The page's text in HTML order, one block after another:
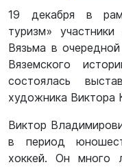
19 декабря в
туризм»
Вязьма в
Вяземского
состоялась
художника Виктора
Виктор
в период
хоккей. Он много